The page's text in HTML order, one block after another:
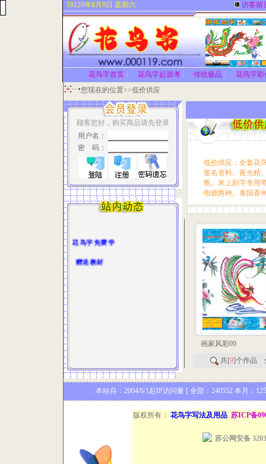
19126年8月8日 星期六 访客留
花鸟字首页┊ 花鸟字起源考┊ 传统极品 ┊
花鸟字彩
您现在的位置>>低价供应
顾客您好，购买商品请先登录
用户名：
密 码：
花鸟字免费学
赠送教材
低价供应：全套花
签名资料、夜光精
瓶。米上刻字专用
电镀两种。泰国香
画家风彩09
共[9]个作品
本站自：2004/6/1起IP访问量 [ 全部：240552 本月：
版权所有： 花鸟字写法及用品 苏ICP备
苏公网安备